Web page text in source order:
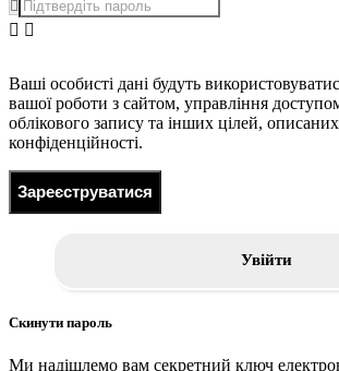
Ваші особисті дані будуть
вашої роботи з сайтом, управління
облікового запису та інших цілей,
конфіденційності.
Зареєструватися
Увійти
Скинути пароль
Ми надішлемо вам секретний ключ